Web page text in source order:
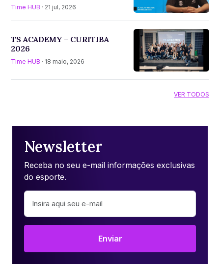
Time HUB · 21 jul, 2026
TS ACADEMY – CURITIBA
2026
Time HUB · 18 maio, 2026
VER TODOS
Newsletter
Receba no seu e-mail informações exclusivas
do esporte.
Enviar